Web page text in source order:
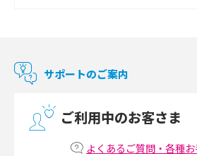
マンションで使えるWi-Fiは？種類ごとの特徴や
マンションで光回線の利用を始める手順は？設
サポートのご案内
ご利用中のお客さま
よくあるご質問・各種